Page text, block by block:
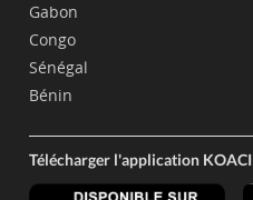
Gabon
Congo
Sénégal
Bénin
Télécharger l'application KOACI